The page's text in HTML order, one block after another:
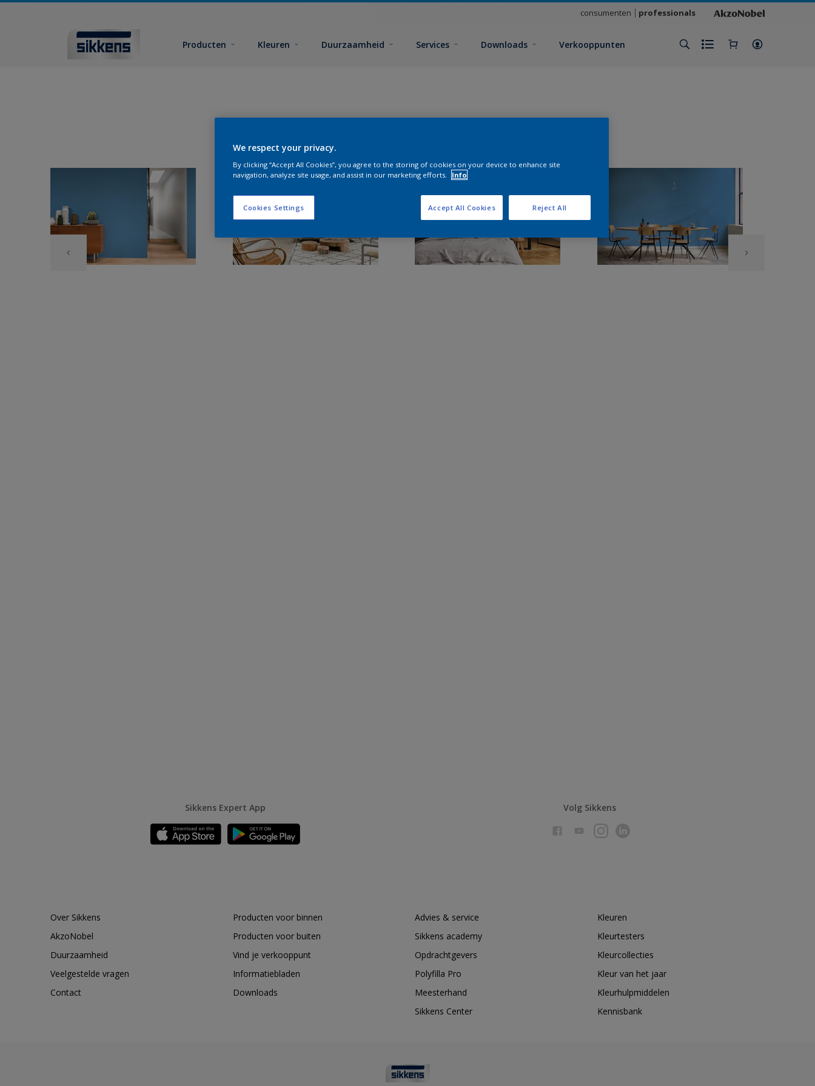
consumenten professionals
Producten Kleuren Duurzaamheid Services Downloads Verkooppunten
Sikkens Expert App Volg Sikkens
Over Sikkens
AkzoNobel
Duurzaamheid
Veelgestelde vragen
Contact
Producten voor binnen
Producten voor buiten
Vind je verkooppunt
Informatiebladen
Downloads
Advies & service
Sikkens academy
Opdrachtgevers
Polyfilla Pro
Meesterhand
Sikkens Center
Kleuren
Kleurtesters
Kleurcollecties
Kleur van het jaar
Kleurhulpmiddelen
Kennisbank
We respect your privacy.
By clicking “Accept All Cookies”, you agree to the storing of cookies on your device to enhance site
navigation, analyze site usage, and assist in our marketing efforts.
Info
Cookies Settings Reject All
Accept All Cookies